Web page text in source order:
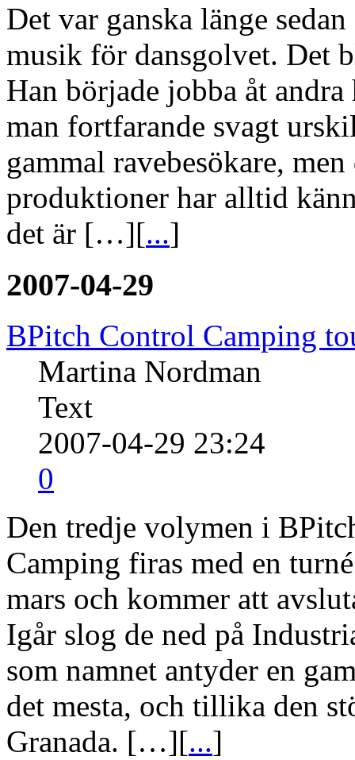
Det var ganska länge
musik för dansgolvet. Det
Han började jobba åt
man fortfarande svagt
gammal ravebesökare,
produktioner har alltid
det är […][...]
2007-04-29
BPitch Control Camping
Martina Nordman
Text
2007-04-29 23:24
0
Den tredje volymen i
Camping firas med en
mars och kommer att
Igår slog de ned på
som namnet antyder en
det mesta, och tillika den
Granada. […][...]